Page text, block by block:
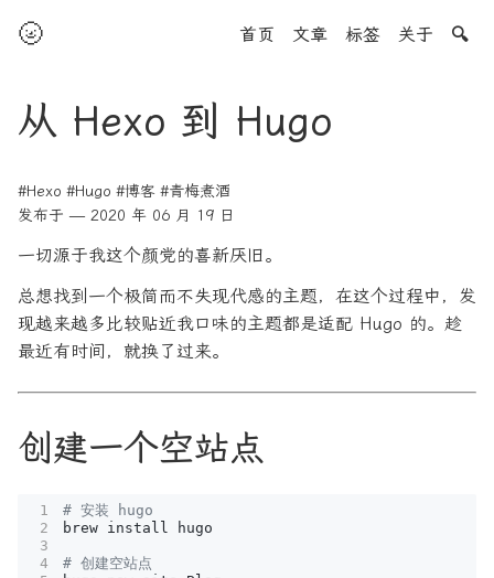
🌝 首页 文章 标签 关于 🔍
从 Hexo 到 Hugo
#Hexo #Hugo #博客 #青梅煮酒
发布于 — 2020 年 06 月 19 日
一切源于我这个颜党的喜新厌旧。
总想找到一个极简而不失现代感的主题，在这个过程中，发
现越来越多比较贴近我口味的主题都是适配 Hugo 的。趁
最近有时间，就换了过来。
创建一个空站点
# 安装 hugo
# 创建空站点